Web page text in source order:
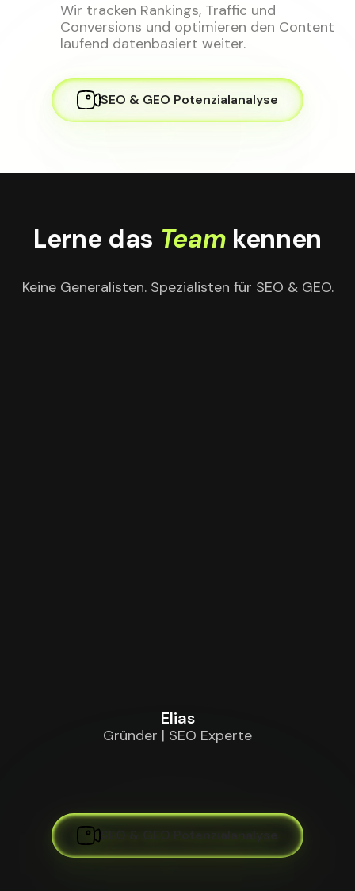
Wir tracken Rankings, Traffic und
Conversions und optimieren den Content
laufend datenbasiert weiter.
SEO & GEO Potenzialanalyse
Lerne das Team kennen
Keine Generalisten. Spezialisten für SEO & GEO.
Elias
Gründer | SEO Experte
SEO & GEO Potenzialanalyse